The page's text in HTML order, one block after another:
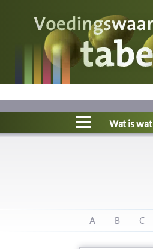
Voedingswaarde
Wat is wat?
Ons voedsel
Wat is wat
A B C